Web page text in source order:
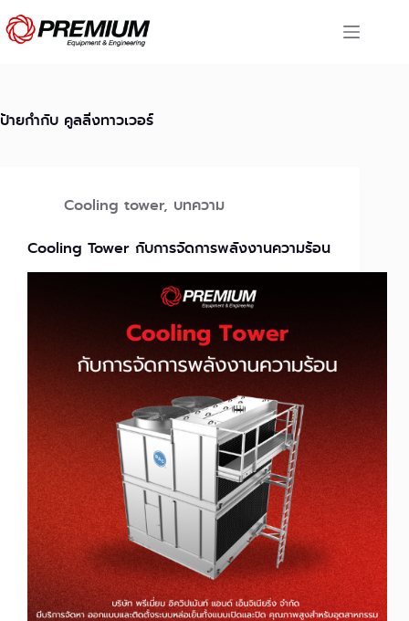
Skip
to
content
ป้ายกำกับ คูลลิ่งทาวเวอร์
Cooling tower, บทความ
Cooling Tower กับการจัดการพลังงานความร้อน